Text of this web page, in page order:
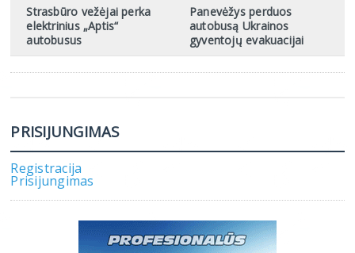
Strasbūro vežėjai perka
elektrinius „Aptis“
autobusus
Panevėžys perduos
autobusą Ukrainos
gyventojų evakuacijai
PRISIJUNGIMAS
Registracija
Prisijungimas